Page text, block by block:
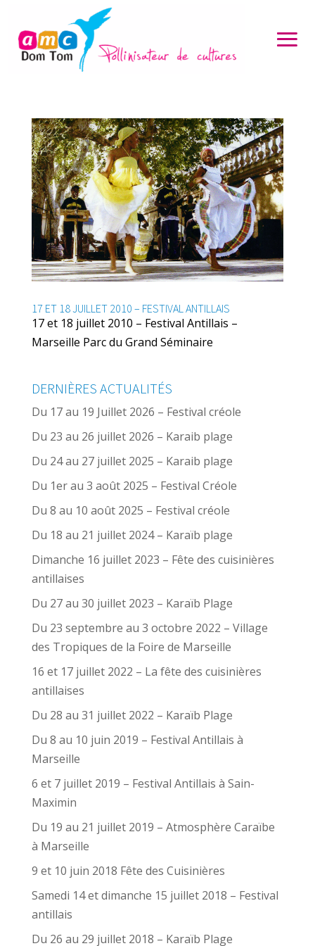
17 ET 18 JUILLET 2010 – FESTIVAL ANTILLAIS
17 et 18 juillet 2010 – Festival Antillais –
Marseille Parc du Grand Séminaire
DERNIÈRES ACTUALITÉS
Du 17 au 19 Juillet 2026 – Festival créole
Du 23 au 26 juillet 2026 – Karaib plage
Du 24 au 27 juillet 2025 – Karaib plage
Du 1er au 3 août 2025 – Festival Créole
Du 8 au 10 août 2025 – Festival créole
Du 18 au 21 juillet 2024 – Karaïb plage
Dimanche 16 juillet 2023 – Fête des cuisinières
antillaises
Du 27 au 30 juillet 2023 – Karaïb Plage
Du 23 septembre au 3 octobre 2022 – Village
des Tropiques de la Foire de Marseille
16 et 17 juillet 2022 – La fête des cuisinières
antillaises
Du 28 au 31 juillet 2022 – Karaïb Plage
Du 8 au 10 juin 2019 – Festival Antillais à
Marseille
6 et 7 juillet 2019 – Festival Antillais à Sain-
Maximin
Du 19 au 21 juillet 2019 – Atmosphère Caraïbe
à Marseille
9 et 10 juin 2018 Fête des Cuisinières
Samedi 14 et dimanche 15 juillet 2018 – Festival
antillais
Du 26 au 29 juillet 2018 – Karaïb Plage